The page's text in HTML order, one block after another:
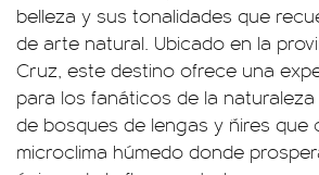
belleza y sus tonalidades que
de arte natural. Ubicado en la
Cruz, este destino ofrece una
para los fanáticos de la
de bosques de lengas y ñires que
microclima húmedo donde